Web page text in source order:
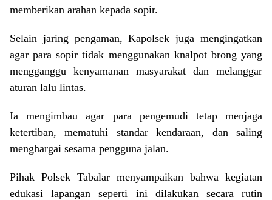
memberikan arahan kepada sopir.
Selain jaring pengaman, Kapolsek juga mengingatkan
agar para sopir tidak menggunakan knalpot brong yang
mengganggu kenyamanan masyarakat dan melanggar
aturan lalu lintas.
Ia mengimbau agar para pengemudi tetap menjaga
ketertiban, mematuhi standar kendaraan, dan saling
menghargai sesama pengguna jalan.
Pihak Polsek Tabalar menyampaikan bahwa kegiatan
edukasi lapangan seperti ini dilakukan secara rutin